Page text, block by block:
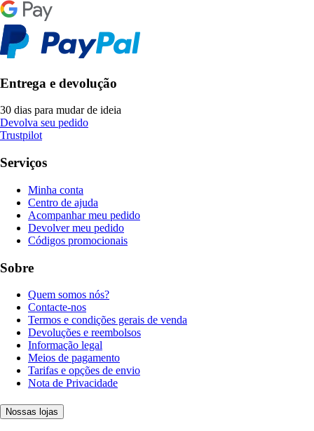
Entrega e devolução
30 dias para mudar de ideia
Devolva seu pedido
Trustpilot
Serviços
Minha conta
Centro de ajuda
Acompanhar meu pedido
Devolver meu pedido
Códigos promocionais
Sobre
Quem somos nós?
Contacte-nos
Termos e condições gerais de venda
Devoluções e reembolsos
Informação legal
Meios de pagamento
Tarifas e opções de envio
Nota de Privacidade
Nossas lojas